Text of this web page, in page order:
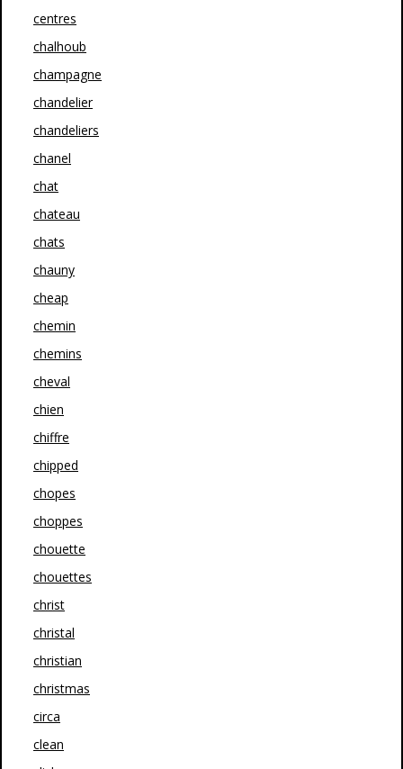
centres
chalhoub
champagne
chandelier
chandeliers
chanel
chat
chateau
chats
chauny
cheap
chemin
chemins
cheval
chien
chiffre
chipped
chopes
choppes
chouette
chouettes
christ
christal
christian
christmas
circa
clean